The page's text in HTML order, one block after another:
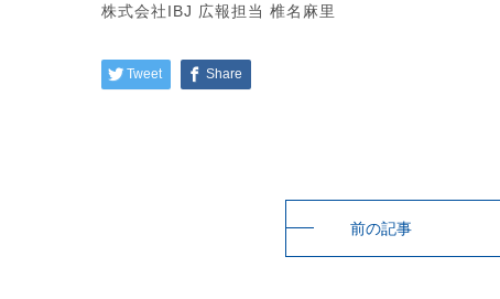
株式会社IBJ 広報担当 椎名麻里
Tweet Share
前の記事